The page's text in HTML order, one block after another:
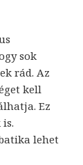
sok
rád. Az
kell
Ez
lehet